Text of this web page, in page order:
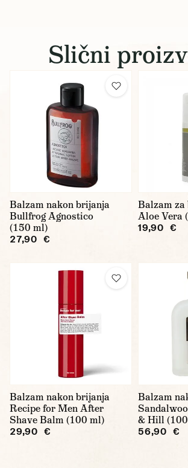
Slični
Balzam nakon brijanja
Bullfrog Agnostico
(150 ml)
27,90 €
Balzam za
Aloe Vera
19,90 €
Balzam nakon brijanja
Recipe for Men After
Shave Balm (100 ml)
29,90 €
Balzam
& Hill
56,90 €